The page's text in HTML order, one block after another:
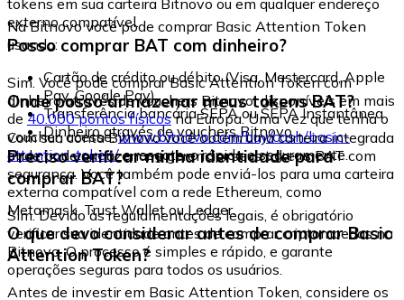
externo compatível.
Na Bitnovo você pode comprar Basic Attention Token
usando:
Cartão de crédito ou débito (Visa, Mastercard, Apple
Pay, Google Pay)
Transferência bancária SEPA ou SEPA Instantânea
Dinheiro através de vouchers Bitnovo
Posso comprar BAT com dinheiro?
Sim. Você pode comprar Basic Attention Token com
dinheiro através de vouchers Bitnovo, disponíveis em mais
de 40.000 pontos físicosna Europa. Uma vez que tenha o
voucher, acesse:www.bitnovo.com/buy/cash/basic-
attention-token/e resgate-o rápida e seguramente.
Onde posso armazenar meus tokens BAT?
Com sua conta Bitnovo você obtém uma carteira integrada
onde pode armazenar e gerenciar seus tokens BAT com
segurança. Você também pode enviá-los para uma carteira
externa compatível com a rede Ethereum, como
Metamask, Trust Wallet ou Ledger.
Preciso verificar minha identidade para
comprar BAT?
Sim. Devido às regulamentações legais, é obrigatório
verificar sua identidade antes de comprar criptomoedas na
Bitnovo. O processo é simples e rápido, e garante
operações seguras para todos os usuários.
O que devo considerar antes de comprar Basic
Attention Token?
Antes de investir em Basic Attention Token, considere os